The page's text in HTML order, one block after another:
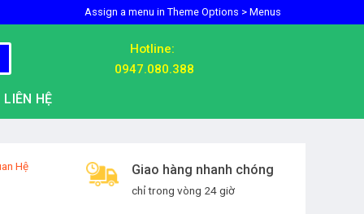
Assign a menu in Theme Options > Menus
Hotline:
0947.080.388
LIÊN HỆ
Giao hàng nhanh chóng
chỉ trong vòng 24 giờ
Hệ